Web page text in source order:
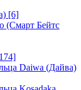
[6]
(Смарт Бейтс
Daiwa (Дайва)